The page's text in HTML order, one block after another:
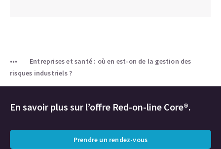
Entreprises et santé : où en est-on de la gestion des
risques industriels ?
En savoir plus sur l’offre Red-on-line Core®.
Prendre un rendez-vous